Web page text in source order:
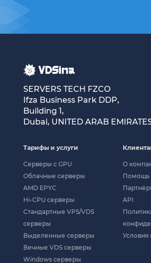
SERVERS TECH FZCO
Ifza Business Park DDP,
Building 1,
Dubai, UNITED ARAB
Тарифы и услуги
Cерверы c GPU
Облачные серверы
AMD EPYC
Hi-CPU серверы
Стандартные VPS/VDS
серверы
Выделенные серверы
Вечные VDS серверы
Windows серверы
О
Помощь
API